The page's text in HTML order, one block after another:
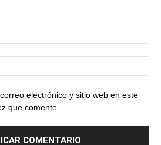
electrónico y sitio web en este
que comente.